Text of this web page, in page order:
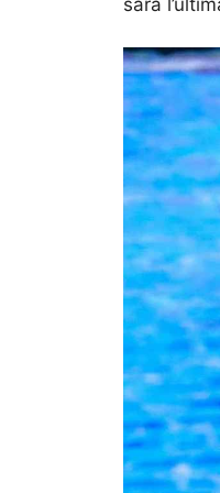
sarà